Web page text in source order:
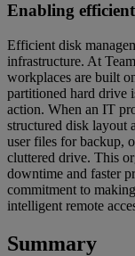
Enabling
Efficient disk
infrastructure. At
workplaces are built
partitioned hard drive
action. When an IT
structured disk layout
user files for backup,
cluttered drive. This
downtime and faster
commitment to
intelligent remote
Summary